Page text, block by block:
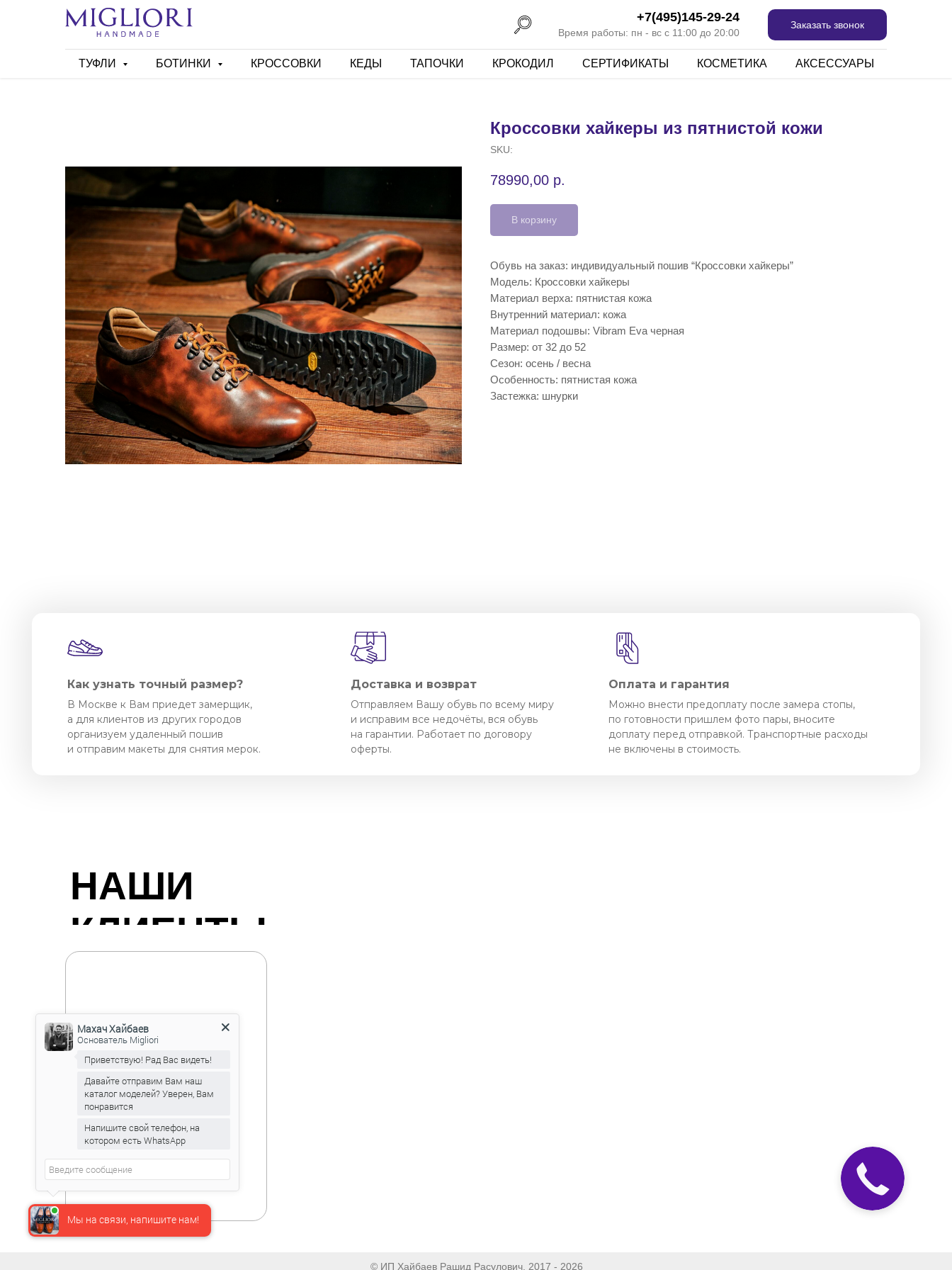
+7(495)145-29-24
Время работы: пн - вс с 11:00 до 20:00
Заказать звонок
ТУФЛИ БОТИНКИ КРОССОВКИ КЕДЫ ТАПОЧКИ КРОКОДИЛ СЕРТИФИКАТЫ КОСМЕТИКА АКСЕССУАРЫ
Кроссовки хайкеры из пятнистой кожи
SKU:
78990,00 р.
В корзину
Обувь на заказ: индивидуальный пошив “Кроссовки хайкеры”
Модель: Кроссовки хайкеры
Материал верха: пятнистая кожа
Внутренний материал: кожа
Материал подошвы: Vibram Eva черная
Размер: от 32 до 52
Сезон: осень / весна
Особенность: пятнистая кожа
Застежка: шнурки
Доставка и возврат
В Москве к Вам приедет замерщик,
а для клиентов из других городов
организуем удаленный пошив
и отправим макеты для снятия мерок.
Как узнать точный размер?
Отправляем Вашу обувь по всему миру
и исправим все недочёты, вся обувь
на гарантии. Работает по договору
оферты.
Оплата и гарантия
Можно внести предоплату после замера стопы,
по готовности пришлем фото пары, вносите
доплату перед отправкой. Транспортные расходы
не включены в стоимость.
НАШИ
КЛИЕНТЫ
© ИП Хайбаев Рашид Расулович, 2017 - 2026
Закажите
звонок
Мы на связи, напишите нам!
Махач Хайбаев
Основатель Migliori
Приветствую! Рад Вас видеть!
Давайте отправим Вам наш
каталог моделей? Уверен, Вам
понравится
Напишите свой телефон, на
котором есть WhatsApp